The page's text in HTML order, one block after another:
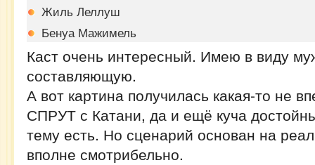
Жиль Леллуш
Бенуа Мажимель
Каст очень интересный. Имею в виду
составляющую.
А вот картина получилась какая-то не
СПРУТ с Катани, да и ещё куча
тему есть. Но сценарий основан на
вполне смотрибельно.